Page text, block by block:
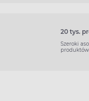
20 tys.
Szeroki
produktów